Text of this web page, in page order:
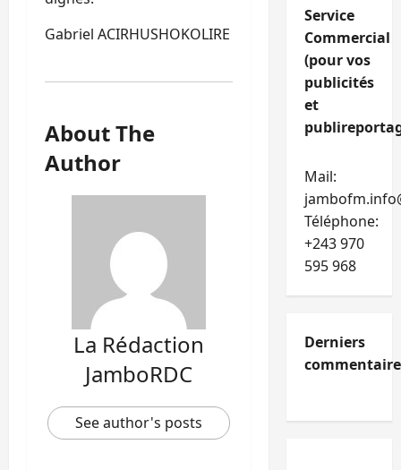
Gabriel ACIRHUSHOKOLIRE
About The
Author
La Rédaction
JamboRDC
See author's posts
Service
Commercial
(pour vos
publicités
et
Mail:
Téléphone:
+243 970
595 968
Derniers